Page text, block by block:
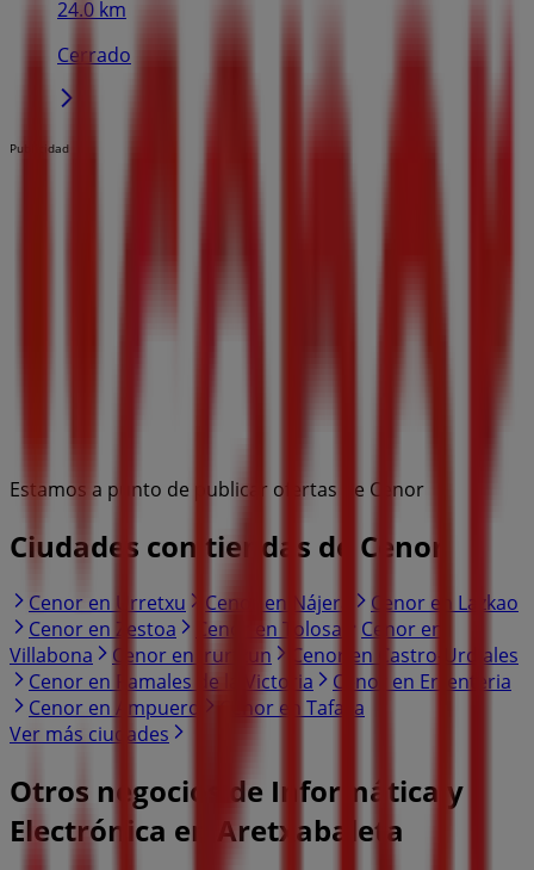
24.0 km
Cerrado
Publicidad
Estamos a punto de publicar ofertas de Cenor
Ciudades con tiendas de Cenor
Cenor en Urretxu Cenor en Nájera
Cenor en Lazkao
Cenor en Zestoa
Cenor en Tolosa
Cenor en
Villabona
Cenor en Irurtzun
Cenor en Castro-Urdiales
Cenor en Ramales de la Victoria
Cenor en Errenteria
Cenor en Ampuero
Cenor en Tafalla
Ver más ciudades
Otros negocios de Informática y
Electrónica en Aretxabaleta